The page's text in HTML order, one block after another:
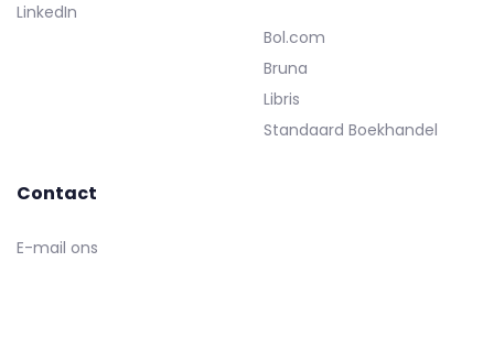
LinkedIn
Bol.com
Bruna
Libris
Standaard Boekhandel
Contact
E-mail ons